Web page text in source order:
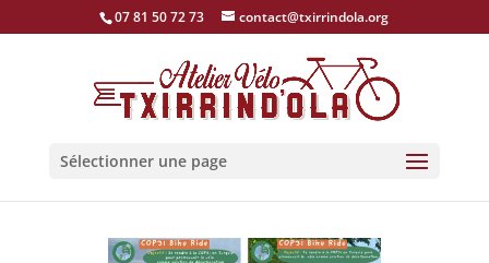
07 81 50 72 73 contact@txirrindola.org
Sélectionner une page